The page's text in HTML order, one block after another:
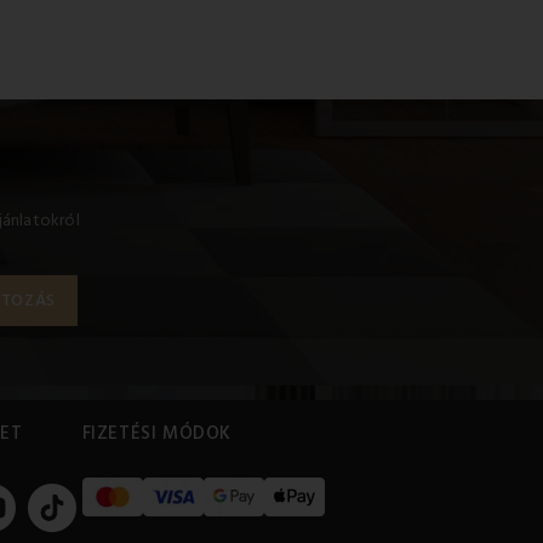
FIZETÉSI MÓDOK